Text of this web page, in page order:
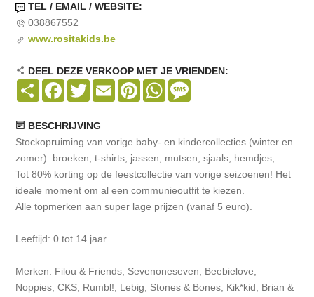
TEL / EMAIL / WEBSITE:
038867552
www.rositakids.be
DEEL DEZE VERKOOP MET JE VRIENDEN:
Share Facebook
TwitterEmail PinterestWhatsApp
BESCHRIJVING
Stockopruiming van vorige baby- en kindercollecties (winter en
zomer): broeken, t-shirts, jassen, mutsen, sjaals, hemdjes,...
Tot 80% korting op de feestcollectie van vorige seizoenen! Het
ideale moment om al een communieoutfit te kiezen.
Alle topmerken aan super lage prijzen (vanaf 5 euro).
Leeftijd: 0 tot 14 jaar
Merken: Filou & Friends, Sevenoneseven, Beebielove,
Noppies, CKS, Rumbl!, Lebig, Stones & Bones, Kik*kid, Brian &